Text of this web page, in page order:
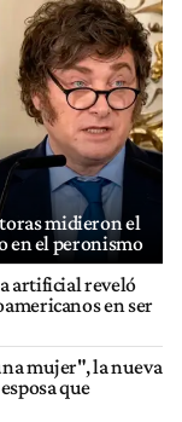
midieron el
en el peronismo
artificial reveló
en ser
mujer", la nueva
que